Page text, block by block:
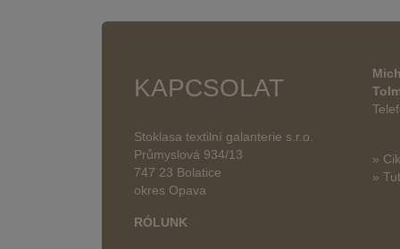
KAPCSOLAT
Stoklasa textilní galanterie s.r.o.
Průmyslová 934/13
747 23 Bolatice
okres Opava
RÓLUNK
»
»